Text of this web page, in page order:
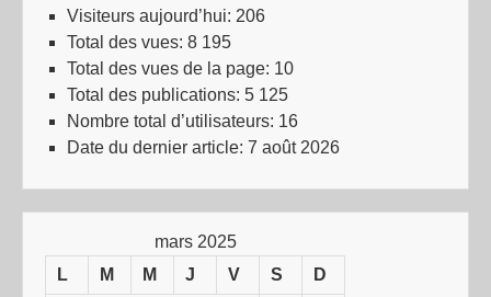
Visiteurs aujourd’hui: 206
Total des vues: 8 195
Total des vues de la page: 10
Total des publications: 5 125
Nombre total d’utilisateurs: 16
Date du dernier article: 7 août 2026
mars 2025
L
M M J V S D